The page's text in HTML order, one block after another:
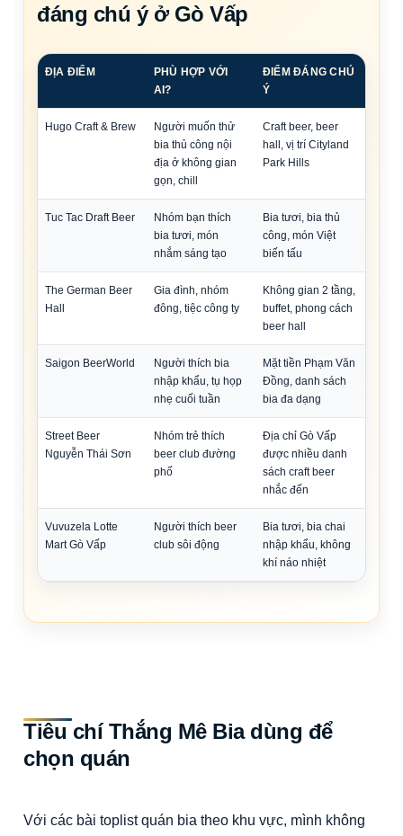
đáng chú ý ở Gò Vấp
ĐỊA ĐIỂM
PHÙ HỢP VỚI
AI?
ĐIỂM ĐÁNG CHÚ
Ý
Hugo Craft & Brew
Người muốn thử
bia thủ công nội
địa ở không gian
gọn, chill
Craft beer, beer
hall, vị trí Cityland
Park Hills
Tuc Tac Draft Beer
Nhóm bạn thích
bia tươi, món
nhắm sáng tạo
Bia tươi, bia thủ
công, món Việt
biến tấu
The German Beer
Hall
Gia đình, nhóm
đông, tiệc công ty
Không gian 2 tầng,
buffet, phong cách
beer hall
Saigon BeerWorld
Người thích bia
nhập khẩu, tụ họp
nhẹ cuối tuần
Mặt tiền Phạm Văn
Đồng, danh sách
bia đa dạng
Street Beer
Nguyễn Thái Sơn
Nhóm trẻ thích
beer club đường
phố
Địa chỉ Gò Vấp
được nhiều danh
sách craft beer
nhắc đến
Vuvuzela Lotte
Mart Gò Vấp
Người thích beer
club sôi động
Bia tươi, bia chai
nhập khẩu, không
khí náo nhiệt
Tiêu chí Thắng Mê Bia dùng để
chọn quán
Với các bài toplist quán bia theo khu vực, mình không